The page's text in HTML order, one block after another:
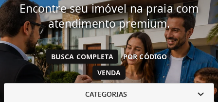
Encontre seu imóvel na praia com
atendimento premium.
VENDA
BUSCA COMPLETA POR CÓDIGO
CATEGORIAS